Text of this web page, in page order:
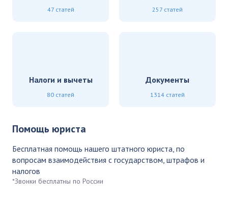
47 статей 257 статей
Налоги и вычеты
80 статей
Документы
1314 статей
Помощь юриста
Бесплатная помощь нашего штатного юриста, по
вопросам взаимодействия с государством, штрафов и
налогов
*Звонки бесплатны по России